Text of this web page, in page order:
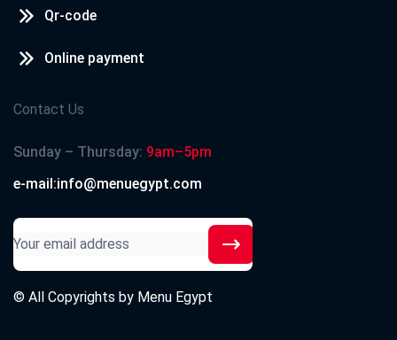
Qr-code
Online payment
Contact Us
Sunday – Thursday: 9am–5pm
e-mail:info@menuegypt.com
© All Copyrights by Menu Egypt